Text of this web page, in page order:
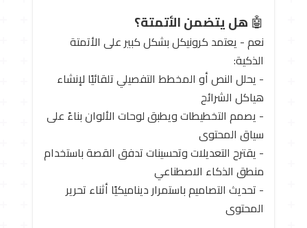
🤖 هل يتضمن الأتمتة؟
نعم - يعتمد كرونيكل بشكل كبير على الأتمتة
الذكية:
- يحلل النص أو المخطط التفصيلي تلقائيًا لإنشاء
هياكل الشرائح
- يصمم التخطيطات ويطبق لوحات الألوان بناءً على
سياق المحتوى
- يقترح التعديلات وتحسينات تدفق القصة باستخدام
منطق الذكاء الاصطناعي
- تحديث التصاميم باستمرار ديناميكيًا أثناء تحرير
المحتوى